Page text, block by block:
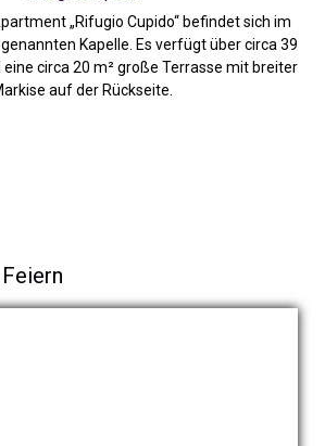
„Rifugio Cupido“ befindet sich im
Kapelle. Es verfügt über circa 39
eine circa 20 m² große Terrasse mit breiter
auf der Rückseite.